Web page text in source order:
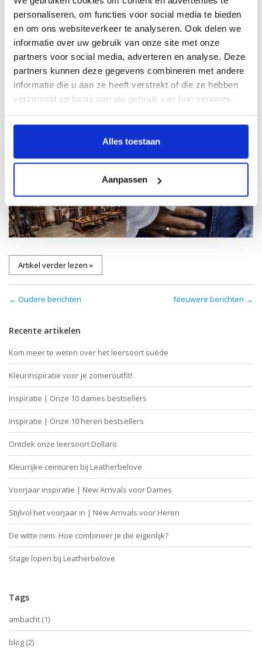
personaliseren, om functies voor social media te bieden
en om ons websiteverkeer te analyseren. Ook delen we
informatie over uw gebruik van onze site met onze
partners voor social media, adverteren en analyse. Deze
partners kunnen deze gegevens combineren met andere
informatie die u aan ze heeft verstrekt of die ze hebben
verzameld op basis van uw gebruik van hun services.
Alles toestaan
Aanpassen
Artikel verder lezen »
Stage lopen bij
Leatherbelove
Geplaatst op27 Mei 2021 Door Dante Austie
Artikel verder lezen »
← Oudere berichten Nieuwere berichten →
Recente artikelen
Kom meer te weten over het leersoort suède
Kleurinspiratie voor je zomeroutfit!
Inspiratie | Onze 10 dames bestsellers
Inspiratie | Onze 10 heren bestsellers
Ontdek onze leersoort Dollaro
Kleurrijke ceinturen bij Leatherbelove
Voorjaar inspiratie | New Arrivals voor Dames
Stijlvol het voorjaar in | New Arrivals voor Heren
De witte riem. Hoe combineer je die eigenlijk?
Stage lopen bij Leatherbelove
Tags
ambacht (1)
blog (2)